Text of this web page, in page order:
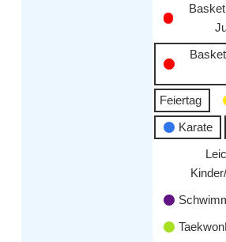
Feiertag
Karate